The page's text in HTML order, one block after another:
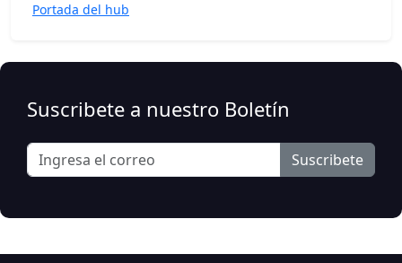
Portada del hub
Suscribete a nuestro Boletín
Suscribete